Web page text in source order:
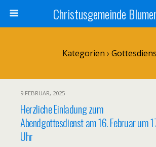
Christusgemeinde
Kategorien ›
9 FEBRUAR, 2025
Herzliche Einladung zum
Abendgottesdienst am 16. Februar um
Uhr